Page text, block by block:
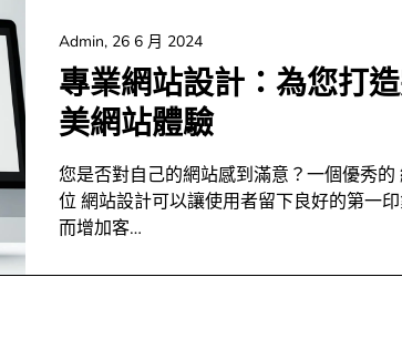
專業網站設計：為您打
美網站體驗
Admin, 26 6 月 2024
您是否對自己的網站感到滿意？一個優秀的
位 網站設計可以讓使用者留下良好的第一
而增加客…